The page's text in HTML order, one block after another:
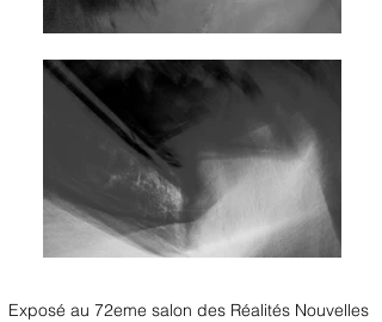
Exposé au 72eme salon des Réalités Nouvelles